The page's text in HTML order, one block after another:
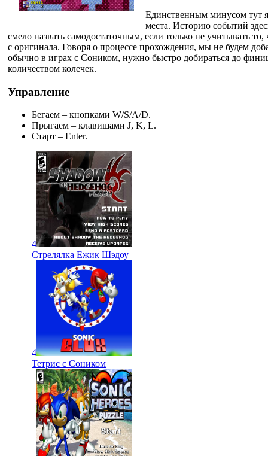
Единственным минусом тут
места. Историю событий
смело назвать самодостаточным, если только не учитывать
с оригинала. Говоря о процессе прохождения, мы не будем
обычно в играх с Соником, нужно быстро добираться до
количеством колечек.
Управление
Бегаем – кнопками W/S/A/D.
Прыгаем – клавишами J, K, L.
Старт – Enter.
4
Стрелялка Ежик Шэдоу
4
Тетрис с Соником